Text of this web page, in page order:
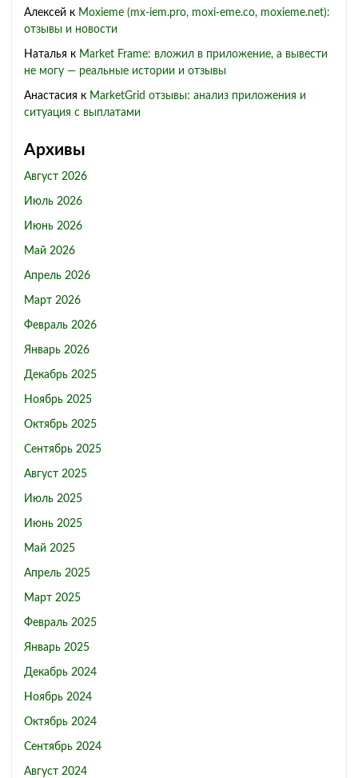
Алексей к Moxieme (mx-iem.pro, moxi-eme.co, moxieme.net):
отзывы и новости
Наталья к Market Frame: вложил в приложение, а вывести
не могу — реальные истории и отзывы
Анастасия к MarketGrid отзывы: анализ приложения и
ситуация с выплатами
Архивы
Август 2026
Июль 2026
Июнь 2026
Май 2026
Апрель 2026
Март 2026
Февраль 2026
Январь 2026
Декабрь 2025
Ноябрь 2025
Октябрь 2025
Сентябрь 2025
Август 2025
Июль 2025
Июнь 2025
Май 2025
Апрель 2025
Март 2025
Февраль 2025
Январь 2025
Декабрь 2024
Ноябрь 2024
Октябрь 2024
Сентябрь 2024
Август 2024